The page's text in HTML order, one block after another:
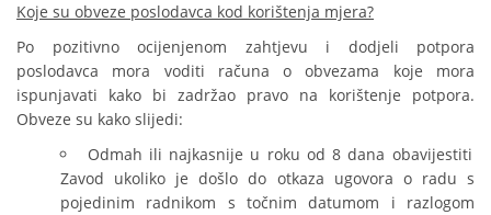
Koje su obveze poslodavca kod korištenja mjera?
Po pozitivno ocijenjenom zahtjevu i dodjeli potpora
poslodavca mora voditi računa o obvezama koje mora
ispunjavati kako bi zadržao pravo na korištenje potpora.
Obveze su kako slijedi:
Odmah ili najkasnije u roku od 8 dana obavijestiti
Zavod ukoliko je došlo do otkaza ugovora o radu s
pojedinim radnikom s točnim datumom i razlogom